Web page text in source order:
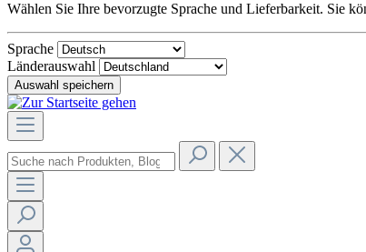
Wählen Sie Ihre bevorzugte Sprache und Lieferbarkeit. Sie
Sprache
Länderauswahl
Auswahl speichern